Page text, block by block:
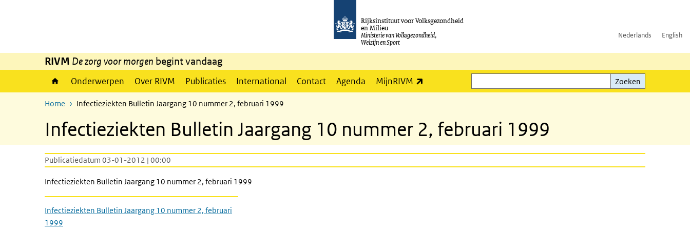
Rijksinstituut voor Volksgezondheid
en Milieu
Ministerie van Volksgezondheid,
Welzijn en Sport
Nederlands English
RIVM De zorg voor morgen begint vandaag
Onderwerpen Over RIVM Publicaties International Contact Agenda MijnRIVM
Zoeken
Zoeken
Home Infectieziekten Bulletin Jaargang 10 nummer 2, februari 1999
Infectieziekten Bulletin Jaargang 10 nummer 2, februari 1999
Publicatiedatum 03-01-2012 | 00:00
Infectieziekten Bulletin Jaargang 10 nummer 2, februari 1999
Infectieziekten Bulletin Jaargang 10 nummer 2, februari
1999